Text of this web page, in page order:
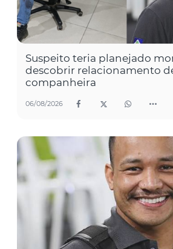
Suspeito teria planejado
descobrir relacionamento
companheira
06/08/2026